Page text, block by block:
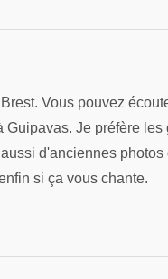
Vous pouvez
Je préfère
d'anciennes
si ça vous chante.